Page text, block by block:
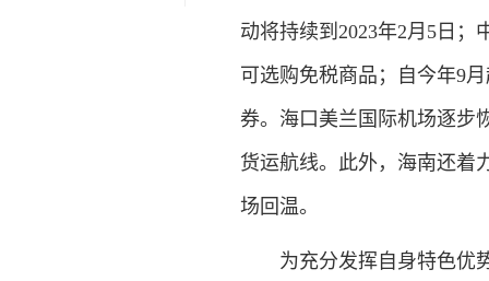
动将持续到2023年2月5日
可选购免税商品；自今年9
券。海口美兰国际机场逐步
货运航线。此外，海南还着
场回温。
为充分发挥自身特色优势